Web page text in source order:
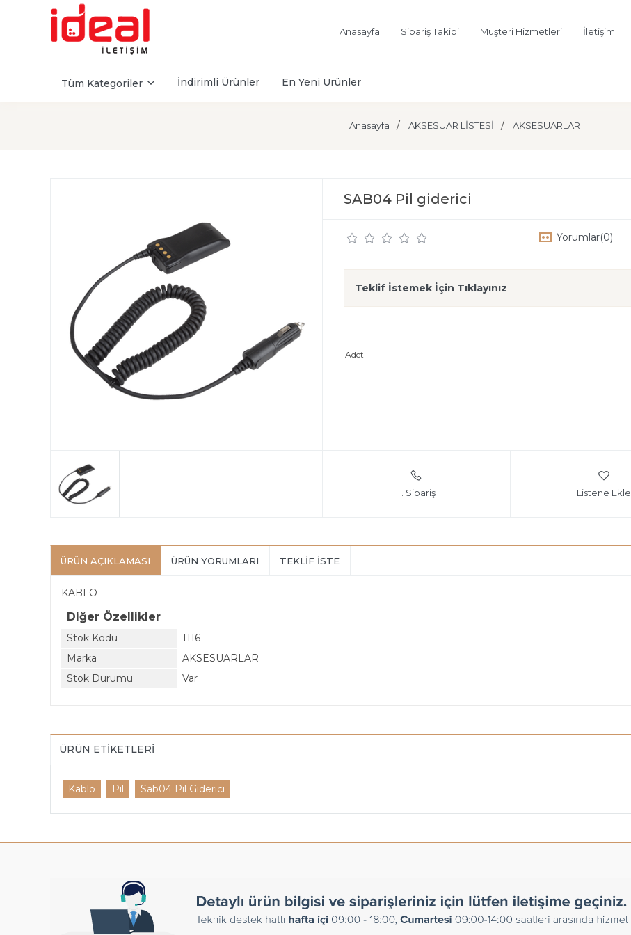
Anasayfa Sipariş Takibi Müşteri Hizmetleri İletişim
Tüm Kategoriler İndirimli Ürünler En Yeni Ürünler
Anasayfa AKSESUAR LİSTESİ AKSESUARLAR
SAB04 Pil giderici
Yorumlar(0)
Teklif İstemek İçin Tıklayınız
Adet
T. Sipariş Listene Ekle
ÜRÜN AÇIKLAMASI ÜRÜN YORUMLARI TEKLIF İSTE
KABLO
Diğer Özellikler
Stok Kodu
1116
Marka
AKSESUARLAR
Stok Durumu
Var
ÜRÜN ETIKETLERI
Kablo Pil Sab04 Pil Giderici